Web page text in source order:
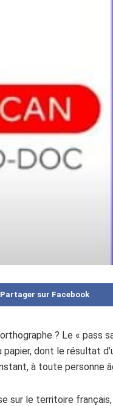
Partager sur Facebook
? Le « pass
papier, dont le résultat
à toute personne
sur le territoire